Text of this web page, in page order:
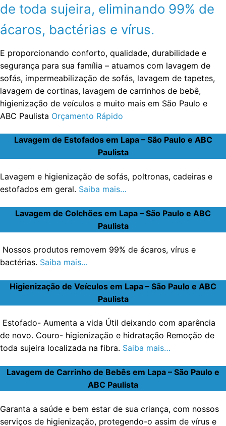
de toda sujeira, eliminando 99% de
ácaros, bactérias e vírus.
E proporcionando conforto, qualidade, durabilidade e
segurança para sua família – atuamos com lavagem de
sofás, impermeabilização de sofás, lavagem de tapetes,
lavagem de cortinas, lavagem de carrinhos de bebê,
higienização de veículos e muito mais em São Paulo e
ABC Paulista Orçamento Rápido
Lavagem de Estofados em Lapa – São Paulo e ABC
Paulista
Lavagem e higienização de sofás, poltronas, cadeiras e
estofados em geral. Saiba mais…
Lavagem de Colchões em Lapa – São Paulo e ABC
Paulista
Nossos produtos removem 99% de ácaros, vírus e
bactérias. Saiba mais…
Higienização de Veículos em Lapa – São Paulo e ABC
Paulista
Estofado- Aumenta a vida Útil deixando com aparência
de novo. Couro- higienização e hidratação Remoção de
toda sujeira localizada na fibra. Saiba mais…
Lavagem de Carrinho de Bebês em Lapa – São Paulo e
ABC Paulista
Garanta a saúde e bem estar de sua criança, com nossos
serviços de higienização, protegendo-o assim de vírus e